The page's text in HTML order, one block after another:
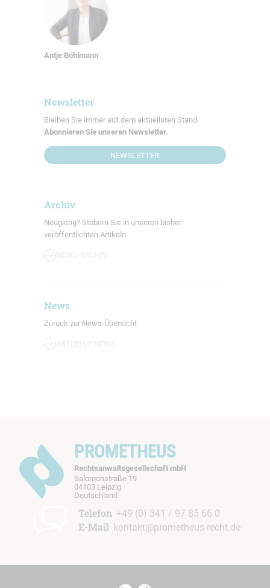
Antje Böhlmann
Newsletter
Bleiben Sie immer auf dem aktuellsten Stand.
Abonnieren Sie unseren Newsletter.
NEWSLETTER
Archiv
Neugierig? Stöbern Sie in unseren bisher
veröffentlichten Artikeln.
NEWS-ARCHIV
News
Zurück zur News-Übersicht
AKTUELLE NEWS
PROMETHEUS
Rechtsanwaltsgesellschaft mbH
Salomonstraße 19
04103 Leipzig
Deutschland
b
Telefon +49 (0) 341 / 97 85 66 0
E-Mail kontakt@prometheus-recht.de